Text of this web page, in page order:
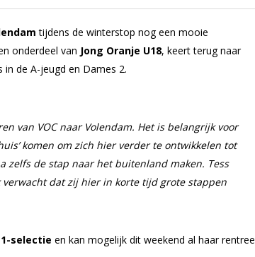
tijdens de winterstop nog een mooie
onderdeel van Jong Oranje U18, keert terug naar
in de A-jeugd en Dames 2.
van VOC naar Volendam. Het is belangrijk voor
komen om zich hier verder te ontwikkelen tot
de stap naar het buitenland maken. Tess
dat zij hier in korte tijd grote stappen
selectie en kan mogelijk dit weekend al haar rentree